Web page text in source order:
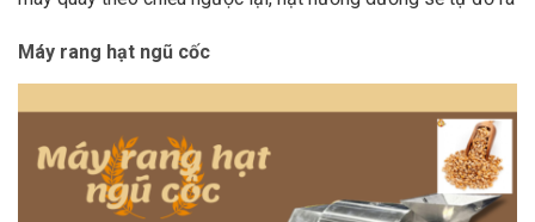
Máy rang hạt ngũ cốc